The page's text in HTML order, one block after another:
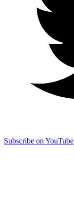
Subscribe on YouTube